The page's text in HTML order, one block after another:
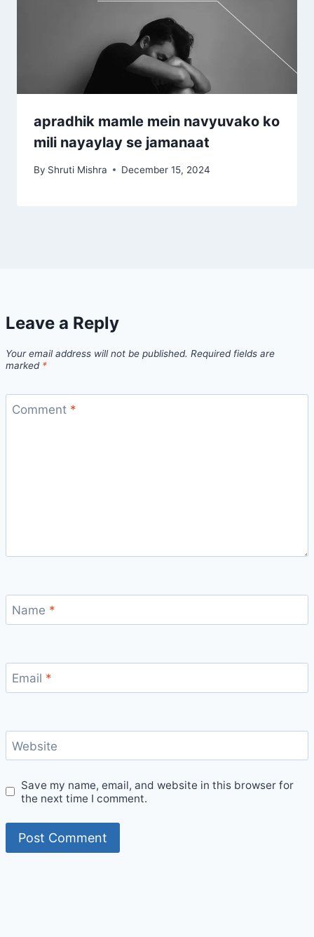
apradhik mamle mein navyuvako ko
mili nayaylay se jamanaat
By Shruti Mishra December 15, 2024
Leave a Reply
Your email address will not be published. Required fields are
marked *
Comment *
Name *
Email *
Website
Save my name, email, and website in this browser for
the next time I comment.